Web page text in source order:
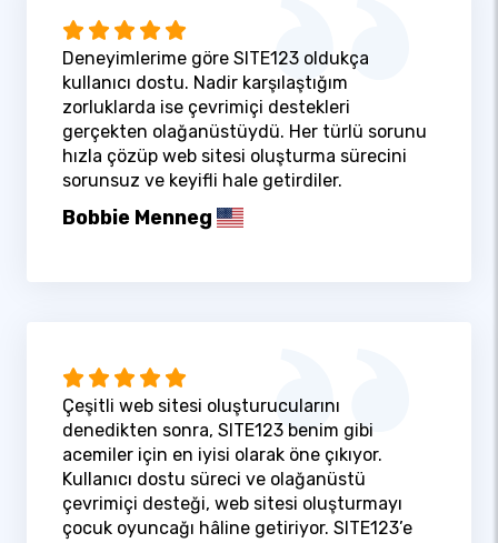
Deneyimlerime göre SITE123 oldukça
kullanıcı dostu. Nadir karşılaştığım
zorluklarda ise çevrimiçi destekleri
gerçekten olağanüstüydü. Her türlü sorunu
hızla çözüp web sitesi oluşturma sürecini
sorunsuz ve keyifli hale getirdiler.
Bobbie Menneg
Çeşitli web sitesi oluşturucularını
denedikten sonra, SITE123 benim gibi
acemiler için en iyisi olarak öne çıkıyor.
Kullanıcı dostu süreci ve olağanüstü
çevrimiçi desteği, web sitesi oluşturmayı
çocuk oyuncağı hâline getiriyor. SITE123’e